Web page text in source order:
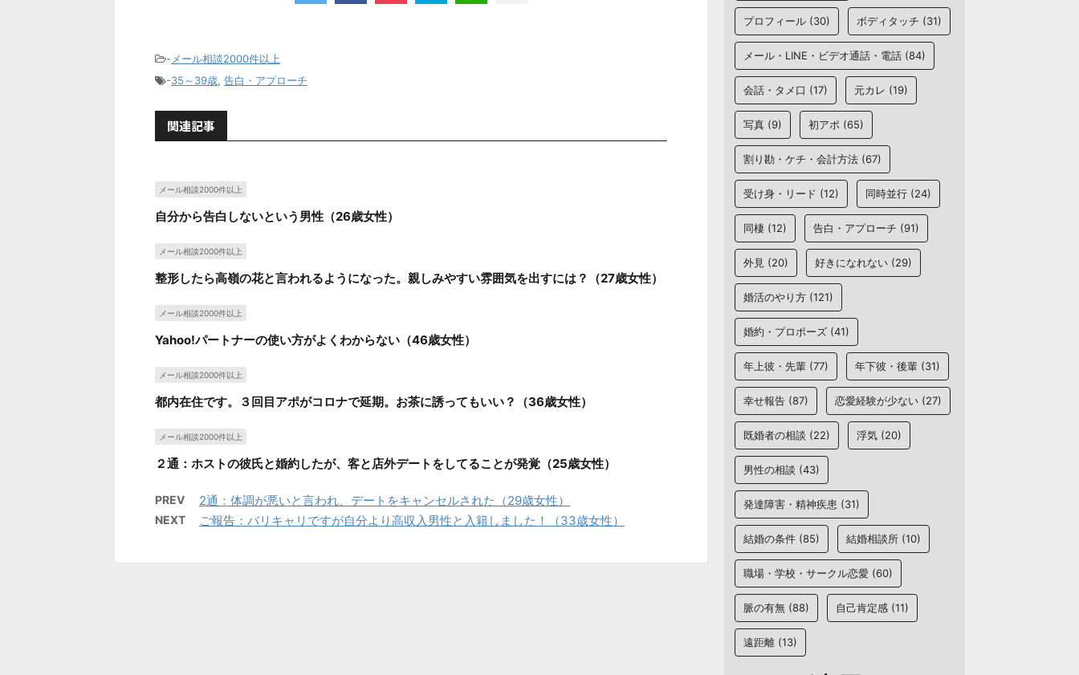
- メール相談2000件以上
-35～39歳, 告白・アプローチ
関連記事
メール相談2000件以上
自分から告白しないという男性（26歳女性）
メール相談2000件以上
整形したら高嶺の花と言われるようになった。親しみやすい雰囲気を出すには？（27歳女性）
メール相談2000件以上
Yahoo!パートナーの使い方がよくわからない（46歳女性）
メール相談2000件以上
都内在住です。３回目アポがコロナで延期。お茶に誘ってもいい？（36歳女性）
メール相談2000件以上
２通：ホストの彼氏と婚約したが、客と店外デートをしてることが発覚（25歳女性）
PREV 2通：体調が悪いと言われ、デートをキャンセルされた（29歳女性）
NEXT ご報告：バリキャリですが自分より高収入男性と入籍しました！（33歳女性）
プロフィール (30) ボディタッチ (31)
メール・LINE・ビデオ通話・電話 (84)
会話・タメ口 (17) 元カレ (19)
写真 (9) 初アポ (65)
割り勘・ケチ・会計方法 (67)
受け身・リード (12) 同時並行 (24)
同棲 (12) 告白・アプローチ (91)
外見 (20) 好きになれない (29)
婚活のやり方 (121)
婚約・プロポーズ (41)
年上彼・先輩 (77) 年下彼・後輩 (31)
幸せ報告 (87) 恋愛経験が少ない (27)
既婚者の相談 (22) 浮気 (20)
男性の相談 (43)
発達障害・精神疾患 (31)
結婚の条件 (85) 結婚相談所 (10)
職場・学校・サークル恋愛 (60)
脈の有無 (88) 自己肯定感 (11)
遠距離 (13)